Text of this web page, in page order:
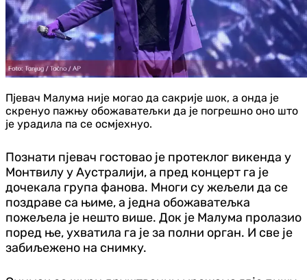
Пјевач Малума није могао да сакрије шок, а онда је
скренуо пажњу обожаватељки да је погрешно оно што
је урадила па се осмјехнуо.
Познати пјевач гостовао је протеклог викенда у
Монтвилу у Аустралији, а пред концерт га је
дочекала група фанова. Многи су жељели да се
поздраве са њиме, а једна обожаватељка
пожељела је нешто више. Док је Малума пролазио
поред ње, ухватила га је за полни орган. И све је
забиљежено на снимку.